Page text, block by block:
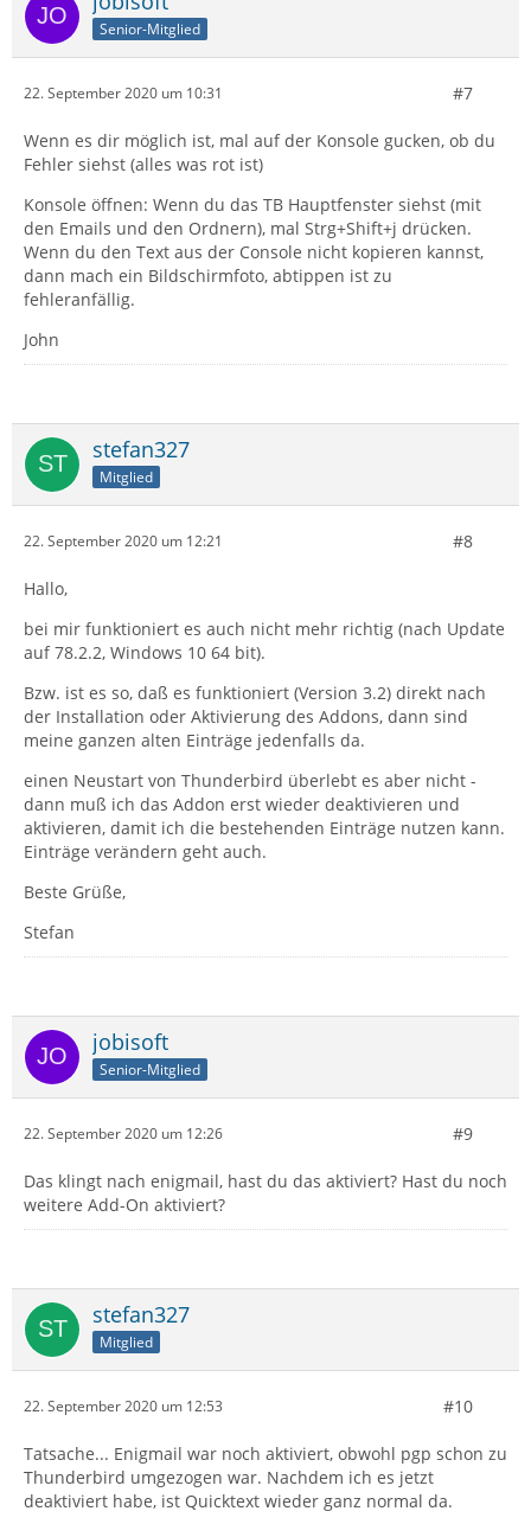
Senior-Mitglied
22. September 2020 um 10:31 #7
Wenn es dir möglich ist, mal auf der Konsole gucken, ob du
Fehler siehst (alles was rot ist)
Konsole öffnen: Wenn du das TB Hauptfenster siehst (mit
den Emails und den Ordnern), mal Strg+Shift+j drücken.
Wenn du den Text aus der Console nicht kopieren kannst,
dann mach ein Bildschirmfoto, abtippen ist zu
fehleranfällig.
John
stefan327
Mitglied
22. September 2020 um 12:21 #8
Hallo,
bei mir funktioniert es auch nicht mehr richtig (nach Update
auf 78.2.2, Windows 10 64 bit).
Bzw. ist es so, daß es funktioniert (Version 3.2) direkt nach
der Installation oder Aktivierung des Addons, dann sind
meine ganzen alten Einträge jedenfalls da.
einen Neustart von Thunderbird überlebt es aber nicht -
dann muß ich das Addon erst wieder deaktivieren und
aktivieren, damit ich die bestehenden Einträge nutzen kann.
Einträge verändern geht auch.
Beste Grüße,
Stefan
jobisoft
Senior-Mitglied
22. September 2020 um 12:26 #9
Das klingt nach enigmail, hast du das aktiviert? Hast du noch
weitere Add-On aktiviert?
stefan327
Mitglied
22. September 2020 um 12:53 #10
Tatsache... Enigmail war noch aktiviert, obwohl pgp schon zu
Thunderbird umgezogen war. Nachdem ich es jetzt
deaktiviert habe, ist Quicktext wieder ganz normal da.